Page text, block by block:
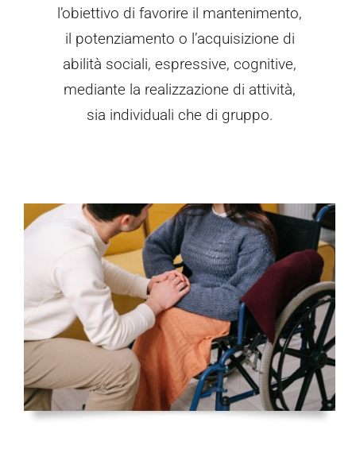
l’obiettivo di favorire il mantenimento,
il potenziamento o l’acquisizione di
abilità sociali, espressive, cognitive,
mediante la realizzazione di attività,
sia individuali che di gruppo.